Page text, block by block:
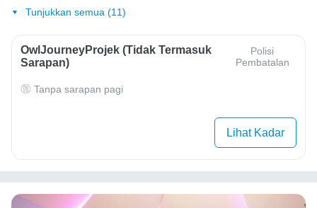
Tunjukkan semua (11)
OwlJourneyProjek (Tidak Termasuk
Sarapan)
Polisi
Pembatalan
Tanpa sarapan pagi
Lihat Kadar